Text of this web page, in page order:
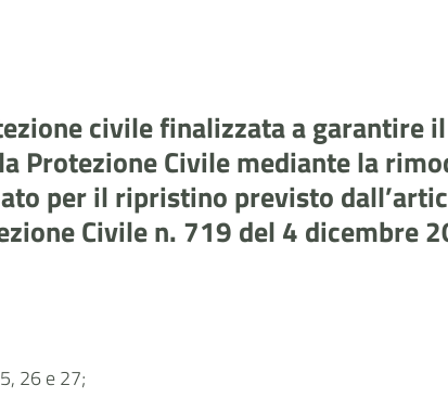
civile finalizzata a garantire
Protezione Civile mediante la
per il ripristino previsto
Civile n. 719 del 4 dicembre
26 e 27;